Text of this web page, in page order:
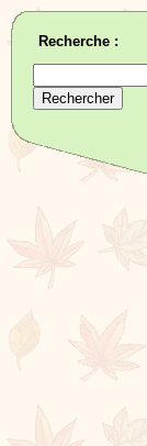
Recherche :